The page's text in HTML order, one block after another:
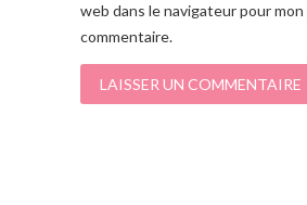
web dans le navigateur pour mon
commentaire.